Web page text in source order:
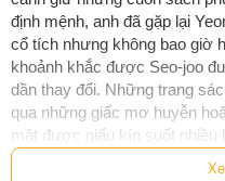
định mệnh, anh đã gặp lại
cổ tích nhưng không bao giờ
khoảnh khắc được Seo-joo
dần thay đổi. Những trang
qua những giấc mơ huyễn
mật được giấu kín suốt nhiều